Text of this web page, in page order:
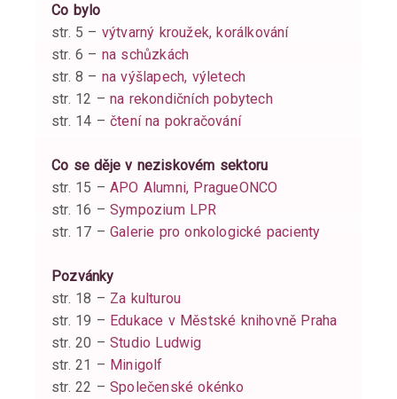
Co bylo
str. 5 – výtvarný kroužek, korálkování
str. 6 – na schůzkách
str. 8 – na výšlapech, výletech
str. 12 – na rekondičních pobytech
str. 14 – čtení na pokračování
Co se děje v neziskovém sektoru
str. 15 – APO Alumni, PragueONCO
str. 16 – Sympozium LPR
str. 17 – Galerie pro onkologické pacienty
Pozvánky
str. 18 – Za kulturou
str. 19 – Edukace v Městské knihovně Praha
str. 20 – Studio Ludwig
str. 21 – Minigolf
str. 22 – Společenské okénko